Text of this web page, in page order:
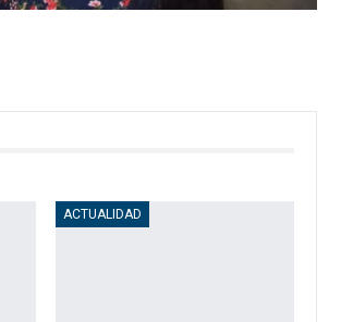
ACTUALIDAD